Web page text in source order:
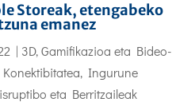
Storeak, etengabeko
emanez
| 3D, Gamifikazioa eta Bideo-
, Ingurune
eta Berritzaileak